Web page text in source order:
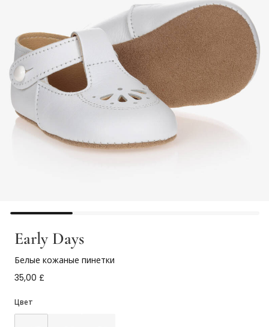
Early Days
Белые кожаные пинетки
35,00 £
Цвет